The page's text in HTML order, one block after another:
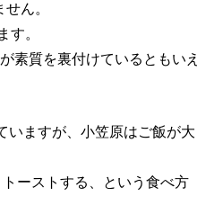
ん。
す。
素質を裏付けているともいえ
いますが、小笠原はご飯が大
ーストする、という食べ方